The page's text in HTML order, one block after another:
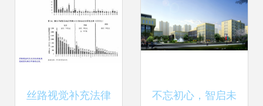
丝路视觉补充法律 不忘初心，智启未